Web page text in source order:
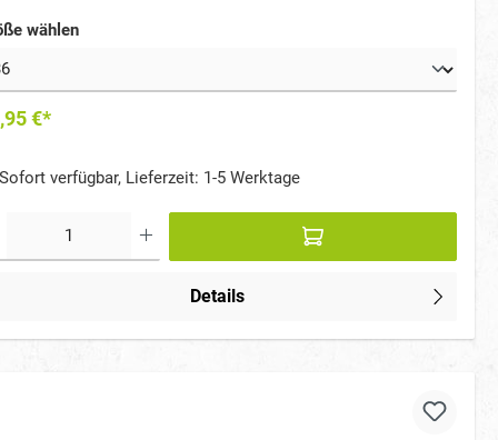
– ideal bei winterlichem Wetter.
wählen
€*
Sofort verfügbar, Lieferzeit: 1-5 Werktage
Details